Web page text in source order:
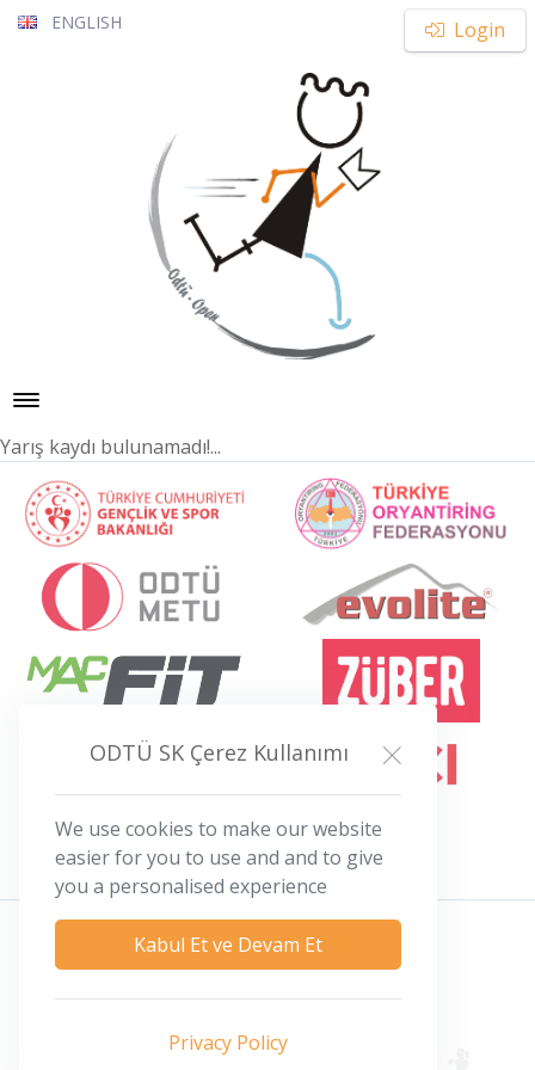
ENGLISH Login
Toggle navigation
Yarış kaydı bulunamadı!...
Privacy Policy
© 2026 ODTÜ Spor Kulübü - BK
ODTÜ SK Çerez Kullanımı
We use cookies to make our website
easier for you to use and and to give
you a personalised experience
Kabul Et ve Devam Et
Privacy Policy